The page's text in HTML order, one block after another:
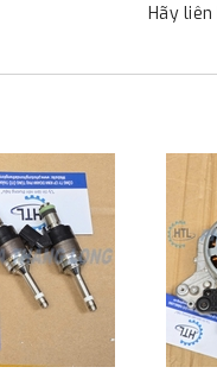
Hãy